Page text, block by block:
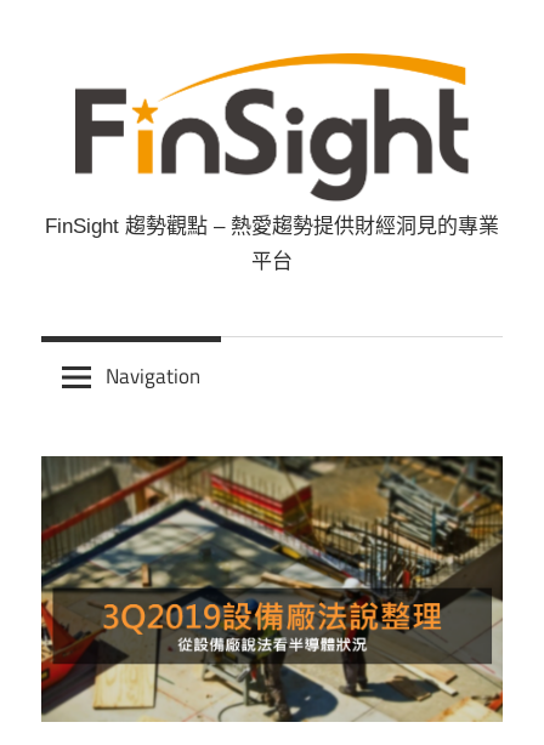
content
FinSight
勢
點
FinSight 趨勢觀點 – 熱愛趨勢提供財經洞見的專業
平台
Navigation